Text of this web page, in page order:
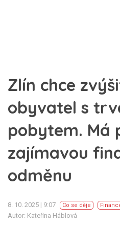
Zlín chce
obyvatel s
pobytem. Má
zajímavou
odměnu
8. 10. 2025 | 9:07 Co se děje
Autor: Kateřina Háblová